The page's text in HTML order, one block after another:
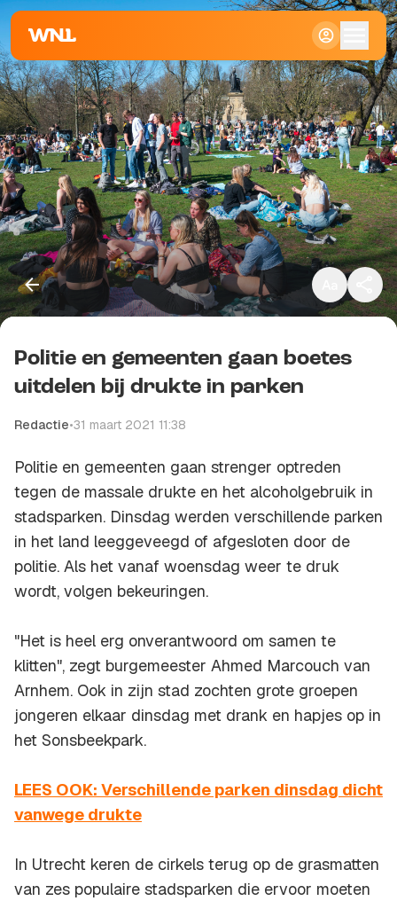
Klein
Standaard
Groot
Kopieer link
Politie en gemeenten gaan boetes
uitdelen bij drukte in parken
Redactie•31 maart 2021 11:38
Politie en gemeenten gaan strenger optreden
tegen de massale drukte en het alcoholgebruik in
stadsparken. Dinsdag werden verschillende parken
in het land leeggeveegd of afgesloten door de
politie. Als het vanaf woensdag weer te druk
wordt, volgen bekeuringen.
"Het is heel erg onverantwoord om samen te
klitten", zegt burgemeester Ahmed Marcouch van
Arnhem. Ook in zijn stad zochten grote groepen
jongeren elkaar dinsdag met drank en hapjes op in
het Sonsbeekpark.
LEES OOK: Verschillende parken dinsdag dicht
vanwege drukte
In Utrecht keren de cirkels terug op de grasmatten
van zes populaire stadsparken die ervoor moeten